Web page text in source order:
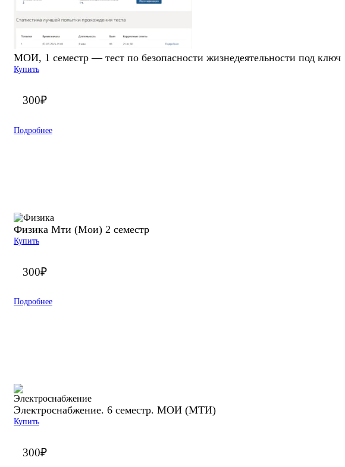
МОИ, 1 семестр — тест по безопасности жизнедеятельности под ключ
Купить
300₽
Подробнее
Физика Мти (Мои) 2 семестр
Купить
300₽
Подробнее
Электроснабжение. 6 семестр. МОИ (МТИ)
Купить
300₽